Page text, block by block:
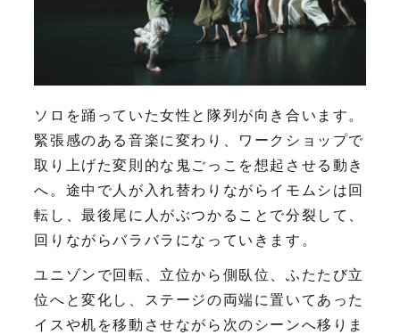
ソロを踊っていた女性と隊列が向き合います。
緊張感のある音楽に変わり、ワークショップで
取り上げた変則的な鬼ごっこを想起させる動き
へ。途中で人が入れ替わりながらイモムシは回
転し、最後尾に人がぶつかることで分裂して、
回りながらバラバラになっていきます。
ユニゾンで回転、立位から側臥位、ふたたび立
位へと変化し、ステージの両端に置いてあった
イスや机を移動させながら次のシーンへ移りま